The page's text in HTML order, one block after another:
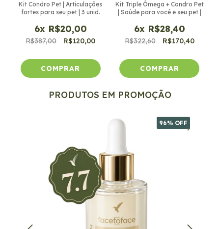
Kit Condro Pet | Articulações
fortes para seu pet | 3 unid.
6x R$20,00
R$387,00 R$120,00
Kit Triple Ômega + Condro Pet
| Saúde para você e seu pet |
6x R$28,40
R$322,60 R$170,40
PRODUTOS EM PROMOÇÃO
96% OFF